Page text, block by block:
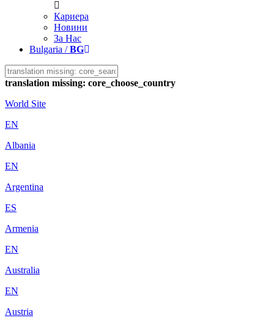
Кариера
Новини
За Нас
Bulgaria /BG
translation missing: core_choose_country
World Site
EN
Albania
EN
Argentina
ES
Armenia
EN
Australia
EN
Austria